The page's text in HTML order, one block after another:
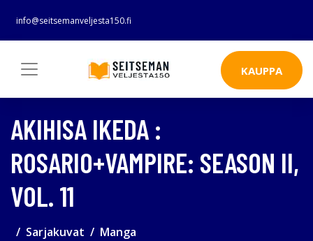
info@seitsemanveljesta150.fi
KAUPPA
AKIHISA IKEDA :
ROSARIO+VAMPIRE: SEASON II,
VOL. 11
Sarjakuvat Manga